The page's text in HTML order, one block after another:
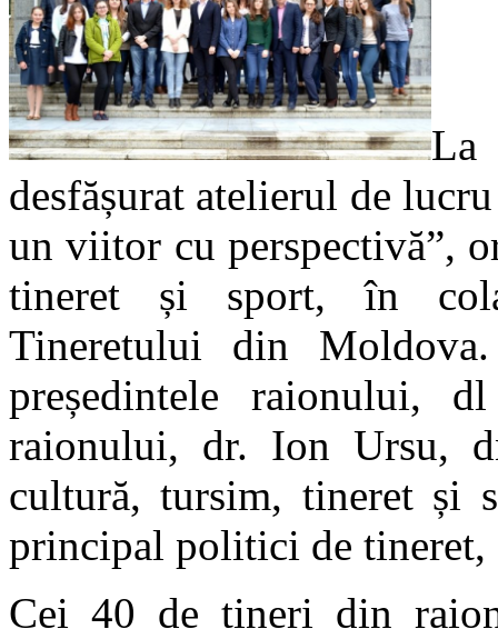
La
desfășurat atelierul de
un viitor cu perspectivă”,
tineret și sport, în
Tineretului din
președintele raionului,
raionului, dr. Ion Ursu,
cultură, tursim, tineret și
principal politici de tineret,
Cei 40 de tineri din